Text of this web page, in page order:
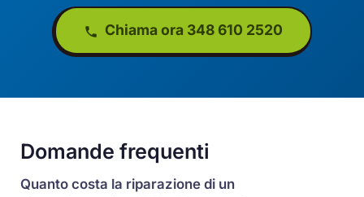
Chiama ora 348 610 2520
Domande frequenti
Quanto costa la riparazione di un